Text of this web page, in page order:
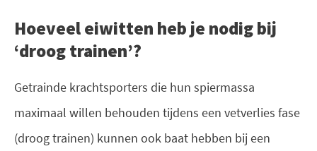
Hoeveel eiwitten heb je nodig bij
‘droog trainen’?
Getrainde krachtsporters die hun spiermassa
maximaal willen behouden tijdens een vetverlies fase
(droog trainen) kunnen ook baat hebben bij een